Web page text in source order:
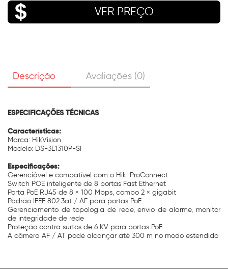
VER PREÇO
Descrição Avaliações (0)
ESPECIFICAÇÕES TÉCNICAS
Características:
Marca: HikVision
Modelo: DS-3E1310P-SI
Especificações:
Gerenciável e compatível com o Hik-ProConnect
Switch POE inteligente de 8 portas Fast Ethernet
Porta PoE RJ45 de 8 × 100 Mbps, combo 2 × gigabit
Padrão IEEE 802.3at / AF para portas PoE
Gerenciamento de topologia de rede, envio de alarme, monitor
de integridade de rede
Proteção contra surtos de 6 KV para portas PoE
A câmera AF / AT pode alcançar até 300 m no modo estendido